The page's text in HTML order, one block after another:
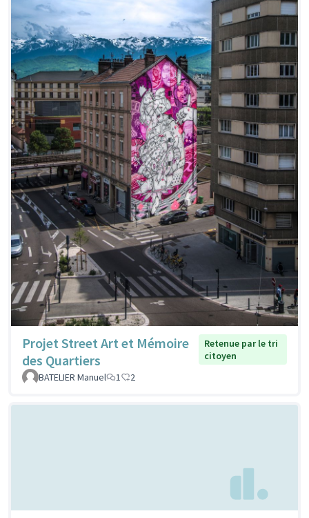
Projet Street Art et Mémoire
des Quartiers
Retenue par le tri
citoyen
BATELIER Manuel
1 2